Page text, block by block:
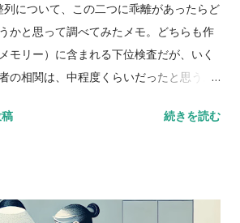
について、この二つに乖離があったらど
かと思って調べてみたメモ。どちらも作
モリー）に含まれる下位検査だが、いく
の相関は、中程度くらいだったと思う。
の掲示板（？）でのやりとり。 一方が
）があった場合は？ 実施した
続きを読む